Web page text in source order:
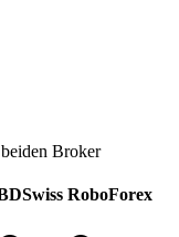
Broker
RoboForex